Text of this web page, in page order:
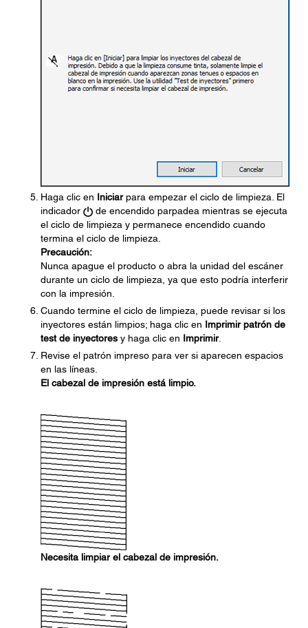
Haga clic en Iniciarpara empezar el ciclo de limpieza. El
indicador
de encendido parpadea mientras se ejecuta
el ciclo de limpieza y permanece encendido cuando
termina el ciclo de limpieza.
Precaución:
Nunca apague el producto o abra la unidad del escáner
durante un ciclo de limpieza, ya que esto podría interferir
con la impresión.
Cuando termine el ciclo de limpieza, puede revisar si los
inyectores están limpios; haga clic en Imprimir patrón de
test de inyectores y haga clic en Imprimir.
Revise el patrón impreso para ver si aparecen espacios
en las líneas.
El cabezal de impresión está limpio.
Necesita limpiar el cabezal de impresión.